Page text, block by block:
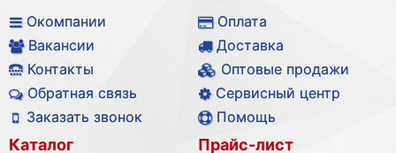
Окомпании
Вакансии
Контакты
Обратная связь
Заказать звонок
Оплата
Доставка
Оптовые продажи
Сервисный центр
Помощь
Каталог
Прайс-лист